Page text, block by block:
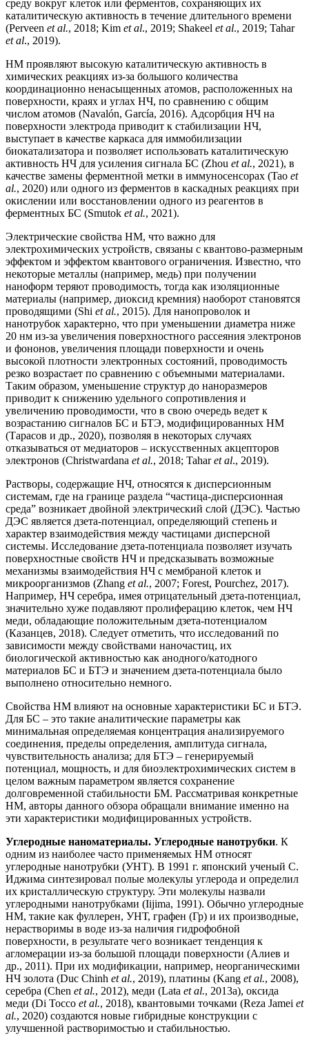
среду вокруг клеток или ферментов, сохраняющих их
каталитическую активность в течение длительного времени
(Perveen et al., 2018; Kim et al., 2019; Shakeel et al., 2019; Tahar
et al., 2019).
НМ проявляют высокую каталитическую активность в
химических реакциях из-за большого количества
координационно ненасыщенных атомов, расположенных на
поверхности, краях и углах НЧ, по сравнению с общим
числом атомов (Navalón, García, 2016). Адсорбция НЧ на
поверхности электрода приводит к стабилизации НЧ,
выступает в качестве каркаса для иммобилизации
биокатализатора и позволяет использовать каталитическую
активность НЧ для усиления сигнала БС (Zhou et al., 2021), в
качестве замены ферментной метки в иммуносенсорах (Tao et
al., 2020) или одного из ферментов в каскадных реакциях при
окислении или восстановлении одного из реагентов в
ферментных БС (Smutok et al., 2021).
Электрические свойства НМ, что важно для
электрохимических устройств, связаны с квантово-размерным
эффектом и эффектом квантового ограничения. Известно, что
некоторые металлы (например, медь) при получении
наноформ теряют проводимость, тогда как изоляционные
материалы (например, диоксид кремния) наоборот становятся
проводящими (Shi et al., 2015). Для нанопроволок и
нанотрубок характерно, что при уменьшении диаметра ниже
20 нм из-за увеличения поверхностного рассеяния электронов
и фононов, увеличения площади поверхности и очень
высокой плотности электронных состояний, проводимость
резко возрастает по сравнению с объемными материалами.
Таким образом, уменьшение структур до наноразмеров
приводит к снижению удельного сопротивления и
увеличению проводимости, что в свою очередь ведет к
возрастанию сигналов БС и БТЭ, модифицированных НМ
(Тарасов и др., 2020), позволяя в некоторых случаях
отказываться от медиаторов – искусственных акцепторов
электронов (Christwardana et al., 2018; Taharet al., 2019).
Растворы, содержащие НЧ, относятся к дисперсионным
системам, где на границе раздела “частица-дисперсионная
среда” возникает двойной электрический слой (ДЭС). Частью
ДЭС является дзета-потенциал, определяющий степень и
характер взаимодействия между частицами дисперсной
системы. Исследование дзета-потенциала позволяет изучать
поверхностные свойств НЧ и предсказывать возможные
механизмы взаимодействия НЧ с мембраной клеток и
микроорганизмов (Zhang et al., 2007; Forest, Pourchez, 2017).
Например, НЧ серебра, имея отрицательный дзета-потенциал,
значительно хуже подавляют пролиферацию клеток, чем НЧ
меди, обладающие положительным дзета-потенциалом
(Казанцев, 2018). Следует отметить, что исследований по
зависимости между свойствами наночастиц, их
биологической активностью как анодного/катодного
материалов БС и БТЭ и значением дзета-потенциала было
выполнено относительно немного.
Свойства НМ влияют на основные характеристики БС и БТЭ.
Для БС – это такие аналитические параметры как
минимальная определяемая концентрация анализируемого
соединения, пределы определения, амплитуда сигнала,
чувствительность анализа; для БТЭ – генерируемый
потенциал, мощность, и для биоэлектрохимических систем в
целом важным параметром является сохранение
долговременной стабильности БМ. Рассматривая конкретные
НМ, авторы данного обзора обращали внимание именно на
эти характеристики модифицированных устройств.
Углеродные наноматериалы. Углеродные нанотрубки. К
одним из наиболее часто применяемых НМ относят
углеродные нанотрубки (УНТ). В 1991 г. японский ученый С.
Иджима синтезировал полые молекулы углерода и определил
их кристаллическую структуру. Эти молекулы назвали
углеродными нанотрубками (Iijima, 1991). Обычно углеродные
НМ, такие как фуллерен, УНТ, графен (Гр) и их производные,
нерастворимы в воде из-за наличия гидрофобной
поверхности, в результате чего возникает тенденция к
агломерации из-за большой площади поверхности (Алиев и
др., 2011). При их модификации, например, неорганическими
НЧ золота (Duc Chinh et al., 2019), платины (Kang et al., 2008),
серебра (Chen et al., 2012), меди (Lata et al., 2013а), оксида
меди (Di Tocco et al., 2018), квантовыми точками (Reza Jamei et
al., 2020) создаются новые гибридные конструкции с
улучшенной растворимостью и стабильностью.